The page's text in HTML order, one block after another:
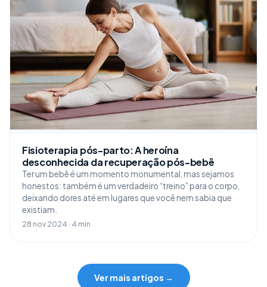
Fisioterapia pós-parto: A heroína
desconhecida da recuperação pós-bebê
Ter um bebê é um momento monumental, mas sejamos
honestos: também é um verdadeiro “treino” para o corpo,
deixando dores até em lugares que você nem sabia que
existiam.
28 nov 2024 · 4 min
Ver mais artigos →